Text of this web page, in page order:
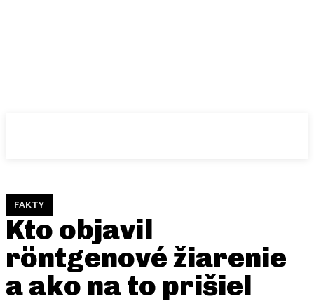
FAKTY
Kto objavil
röntgenové žiarenie
a ako na to prišiel